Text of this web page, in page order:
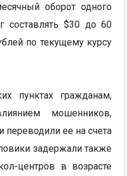
оборот одного
составлять $30 до 60
по текущему курсу
пунктах гражданам,
мошенников,
переводили ее на счета
задержали также
центров в возрасте